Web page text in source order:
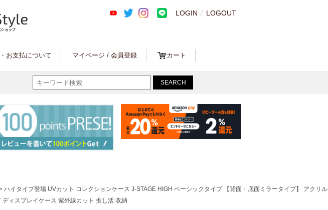
LOGIN LOGOUT
お支払について マイページ / 会員登録 カート
ハイタイプ登場 UVカット コレクションケース J-STAGE HIGH ベーシックタイプ 【背面・底面ミラータイプ】 アクリ
ィスプレイケース 紫外線カット 推し活 収納